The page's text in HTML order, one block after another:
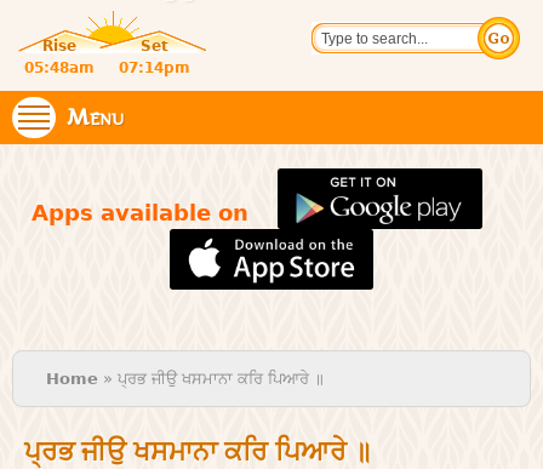
Sri
Bhaini
Sahib
website
of central
religious
place for
Rise
Set
05:48am
07:14pm
Search
Menu
Apps available on
You are here
Home » ਪ੍ਰਭ ਜੀਉ ਖਸਮਾਨਾ ਕਰਿ ਪਿਆਰੇ ॥
ਪ੍ਰਭ ਜੀਉ ਖਸਮਾਨਾ ਕਰਿ ਪਿਆਰੇ ॥